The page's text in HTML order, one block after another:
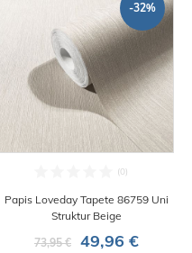
-32%
Papis Loveday Tapete 86759 Uni
Struktur Beige
73,95 €
49,96 €